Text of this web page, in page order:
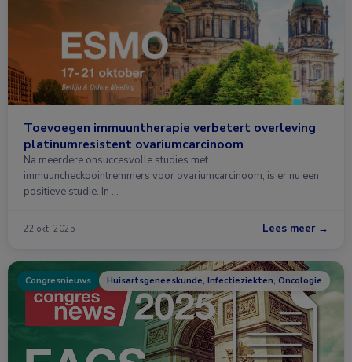
Toevoegen immuuntherapie verbetert overleving
platinumresistent ovariumcarcinoom
Na meerdere onsuccesvolle studies met
immuuncheckpointremmers voor ovariumcarcinoom, is er nu een
positieve studie. In …
22 okt. 2025 Lees meer →
Congresnieuws Huisartsgeneeskunde, Infectieziekten, Oncologie